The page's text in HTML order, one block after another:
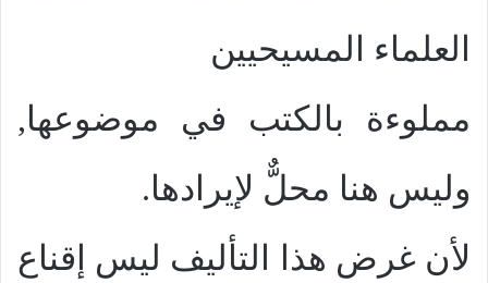
العلماء المسيحيين
مملوءة بالكتب في موضوعها,
وليس هنا محلٌّ لإيرادها.
لأن غرض هذا التأليف ليس إقناع